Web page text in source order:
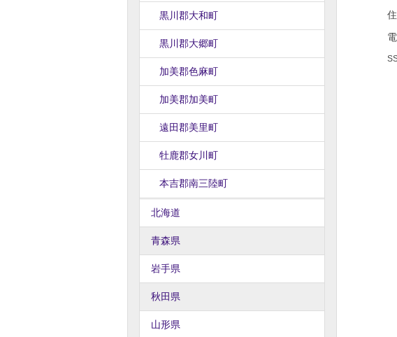
黒川郡大和町
黒川郡大郷町
加美郡色麻町
加美郡加美町
遠田郡美里町
牡鹿郡女川町
本吉郡南三陸町
北海道
青森県
岩手県
秋田県
山形県